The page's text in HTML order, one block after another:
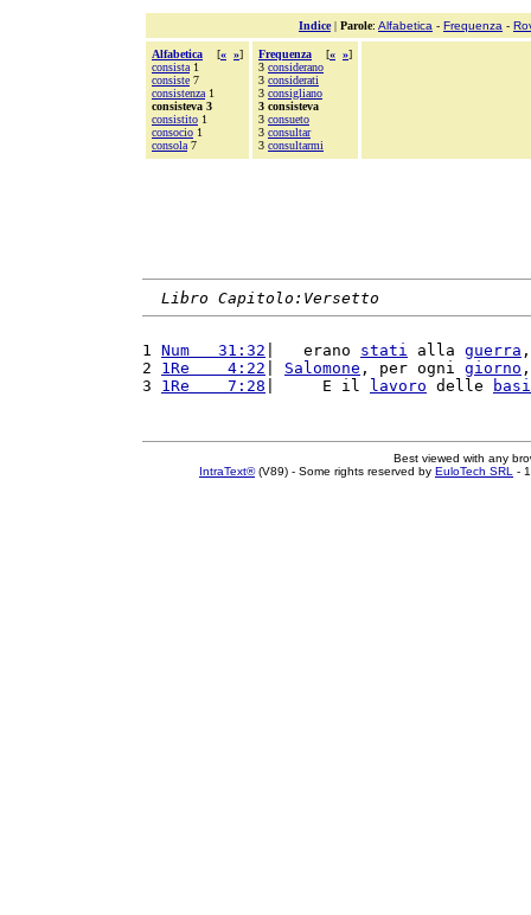
Indice| Parole: Alfabetica - Frequenza -
Alfabetica [« »]
consista 1
consiste 7
consistenza 1
consisteva 3
consistito 1
consocio 1
consola 7
Frequenza [« »]
3 considerano
3 considerati
3 consigliano
3 consisteva
3 consueto
3 consultar
3 consultarmi
Libro Capitolo:Versetto
1 Num   31:32 |   erano stati alla guerra
2 1Re    4:22 Salomone , per ogni giorno
3 1Re    7:28 |     E il lavoro delle basi
Best viewed with any
IntraText®(V89) - Some rights reserved by EuloTech SRL -